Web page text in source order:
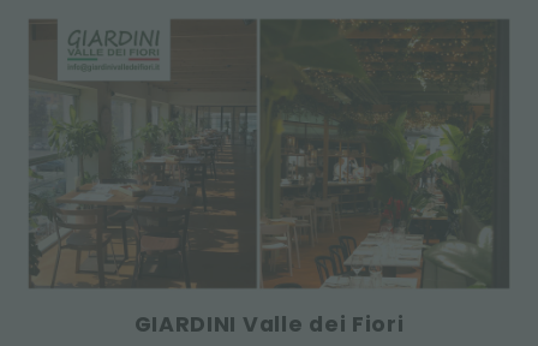
GIARDINI Valle dei Fiori